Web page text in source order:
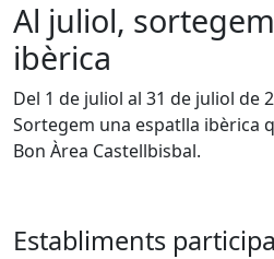
Al juliol,
ibèrica
Del 1 de juliol al 31 de juliol de
Sortegem una espatlla ibèrica
Bon Àrea Castellbisbal.
Establiments